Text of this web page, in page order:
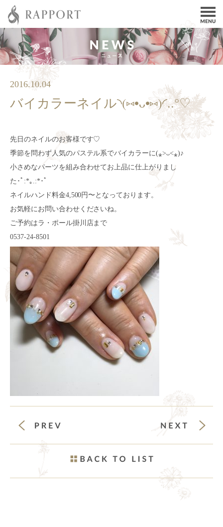
2016.10.04
バイカラーネイル◝(⑅•ᴗ•⑅)◜..°♡
先日のネイルのお客様です♡
季節を問わず人気のパステル系でバイカラーに(⁎˃ᴗ˂⁎)♪
小さめなパーツを組み合わせてお上品に仕上がりまし
た･ﾟ:*｡.:*･ﾟ
ネイルハンド料金4,500円〜となっております。
お気軽にお問い合わせくださいね。
ご予約はラ・ポール掛川店まで
0537-24-8501
前の投稿